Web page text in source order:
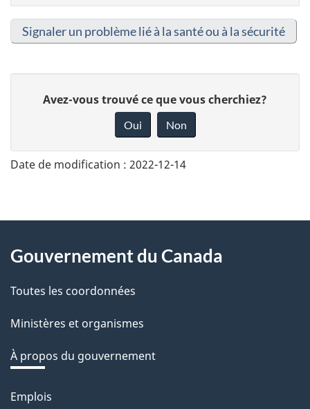
Signaler un problème lié à la santé ou à la sécurité
n
v
o
t
r
r
é
t
r
Avez-vous trouvé ce que vous cherchiez?
Oui Non
Date de modification : 2022-12-14
About
this
site
Gouvernement du Canada
Toutes les coordonnées
Ministères et organismes
À propos du gouvernement
Thèmes
Emplois